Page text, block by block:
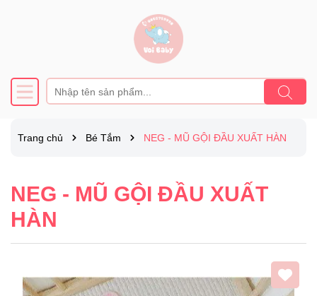
Trang chủ Bé Tắm NEG - MŨ GỘI ĐẦU XUẤT HÀN
NEG - MŨ GỘI ĐẦU XUẤT
HÀN